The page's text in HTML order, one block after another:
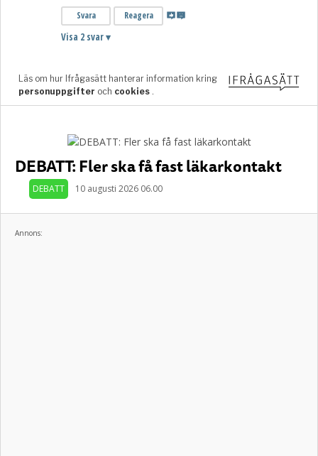
DEBATT: Fler ska få fast läkarkontakt
DEBATT 10 augusti 2026 06.00
Annons: